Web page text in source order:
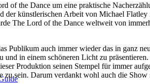
of the Dance um eine praktische
der künstlerischen Arbeit von Michael
The Lord of the Dance weltweit von
Publikum auch immer wieder das in ganz
und in einem schöneren Licht zu
Produktion seinen Stempel für immer
zu sein. Darum verdankt wohl auch die